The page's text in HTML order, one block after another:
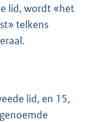
lid, wordt «het
telkens
lid, en 15,